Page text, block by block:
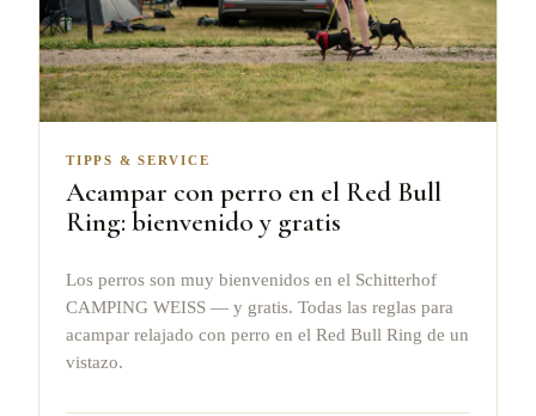
TIPPS & SERVICE
Acampar con perro en el Red Bull
Ring: bienvenido y gratis
Los perros son muy bienvenidos en el Schitterhof
CAMPING WEISS — y gratis. Todas las reglas para
acampar relajado con perro en el Red Bull Ring de un
vistazo.